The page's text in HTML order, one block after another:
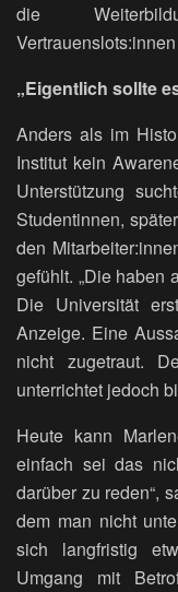
die
„Eigentlich sollte
Anders als im
Institut kein
Unterstützung
Studentinnen,
den
gefühlt. „Die haben
Die Universität
Anzeige. Eine
nicht zugetraut.
unterrichtet jedoch
Heute kann
einfach sei das
darüber zu reden“,
dem man nicht
sich langfristig
Umgang mit